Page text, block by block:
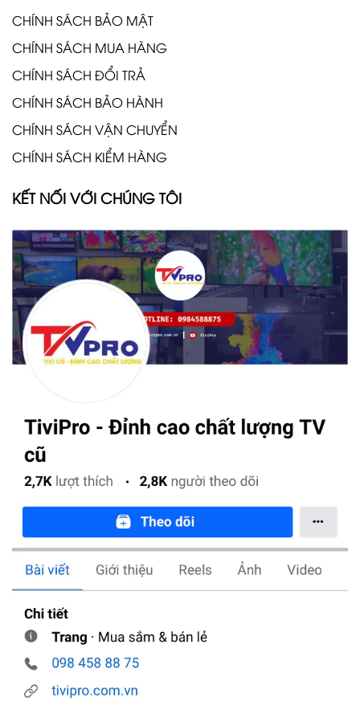
CHÍNH SÁCH BẢO MẬT
CHÍNH SÁCH MUA HÀNG
CHÍNH SÁCH ĐỔI TRẢ
CHÍNH SÁCH BẢO HÀNH
CHÍNH SÁCH VẬN CHUYỂN
CHÍNH SÁCH KIỂM HÀNG
KẾT NỐI VỚI CHÚNG TÔI